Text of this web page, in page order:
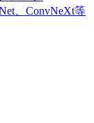
、ConvNeXt等